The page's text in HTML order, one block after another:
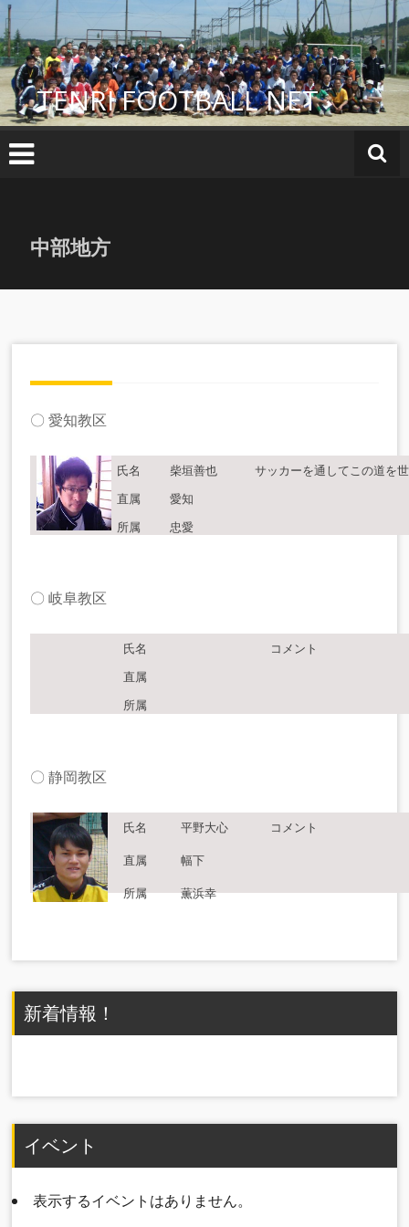
コ
ン
テ
ン
ツ
へ
キ
TENRI FOOTBALL NET
中部地方
〇 愛知教区
氏名 柴垣善也
サッカーを通してこの道を
直属
愛知
所属
忠愛
〇 岐阜教区
氏名
コメント
直属
所属
〇 静岡教区
氏名 平野大心
コメント
直属
幅下
所属
薫浜幸
新着情報！
イベント
表示するイベントはありません。